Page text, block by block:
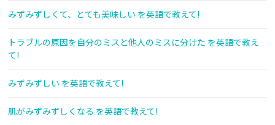
みずみずしくて、とても美味しい を英語で教えて!
トラブルの原因を自分のミスと他人のミスに分けた を英語で教え
て!
みずみずしい を英語で教えて!
肌がみずみずしくなる を英語で教えて!